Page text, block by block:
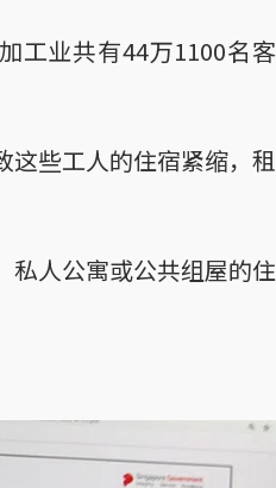
工业共有44万1100名客
这些工人的住宿紧缩，租
私人公寓或公共组屋的住